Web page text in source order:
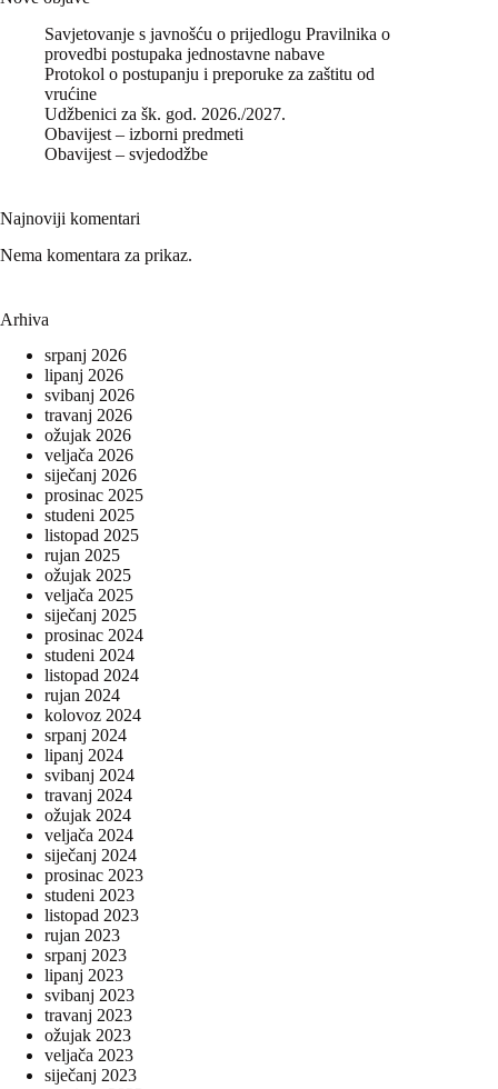
Savjetovanje s javnošću o prijedlogu Pravilnika o
provedbi postupaka jednostavne nabave
Protokol o postupanju i preporuke za zaštitu od
vrućine
Udžbenici za šk. god. 2026./2027.
Obavijest – izborni predmeti
Obavijest – svjedodžbe
Najnoviji komentari
Nema komentara za prikaz.
Arhiva
srpanj 2026
lipanj 2026
svibanj 2026
travanj 2026
ožujak 2026
veljača 2026
siječanj 2026
prosinac 2025
studeni 2025
listopad 2025
rujan 2025
ožujak 2025
veljača 2025
siječanj 2025
prosinac 2024
studeni 2024
listopad 2024
rujan 2024
kolovoz 2024
srpanj 2024
lipanj 2024
svibanj 2024
travanj 2024
ožujak 2024
veljača 2024
siječanj 2024
prosinac 2023
studeni 2023
listopad 2023
rujan 2023
srpanj 2023
lipanj 2023
svibanj 2023
travanj 2023
ožujak 2023
veljača 2023
siječanj 2023